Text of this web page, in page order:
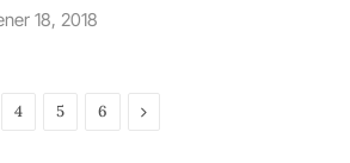
18, 2018
4 5 6 Next